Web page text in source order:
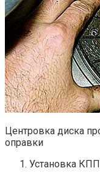
Центровка диска
оправки
Установка